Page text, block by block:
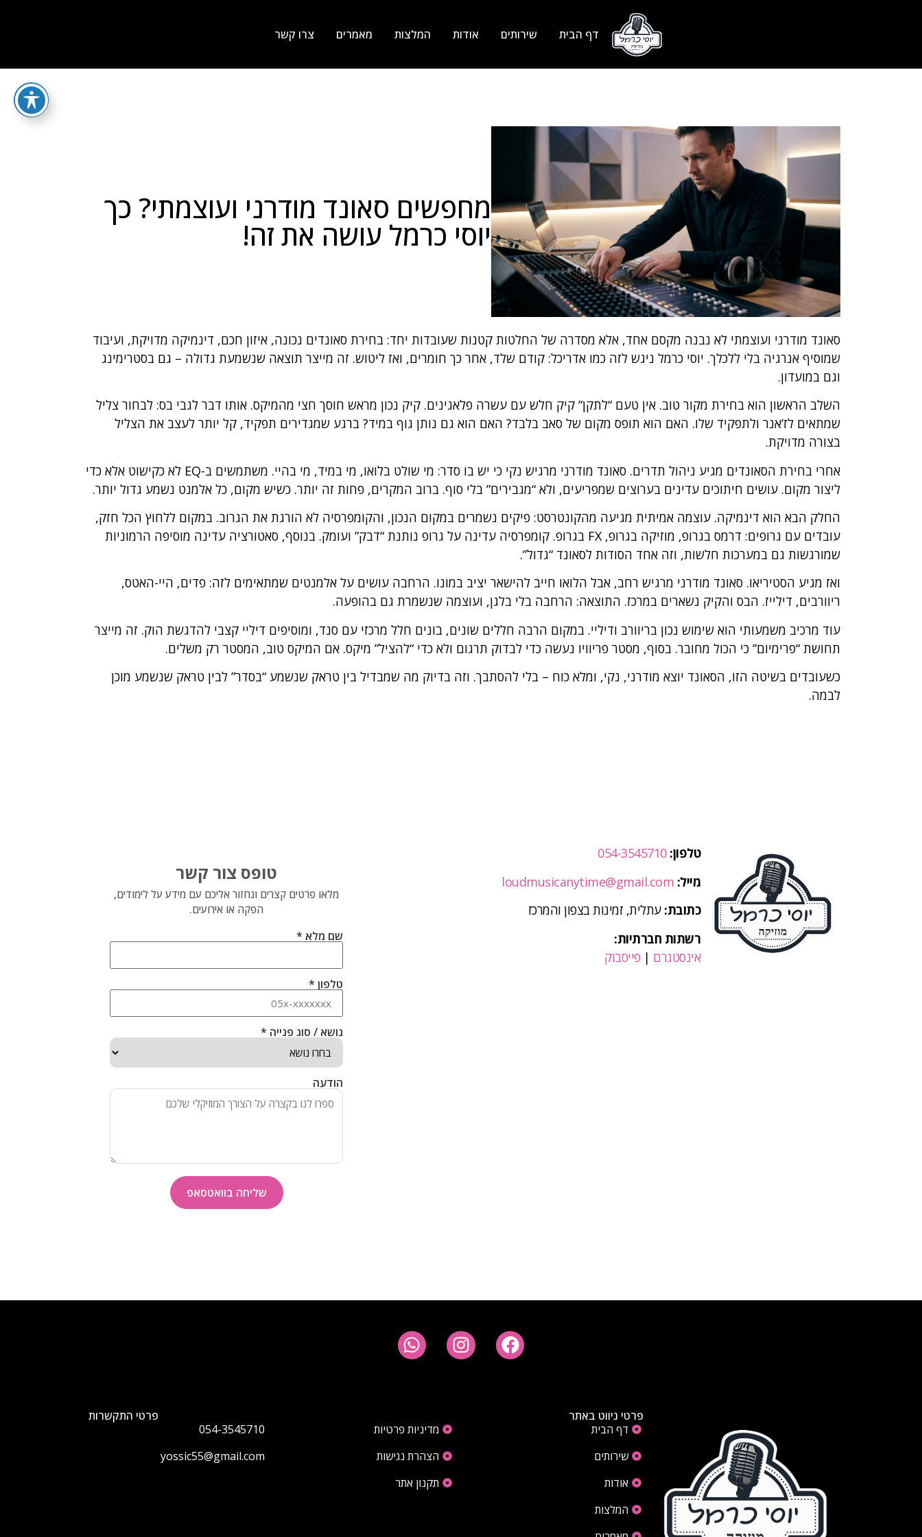
דף הבית שירותים אודות המלצות מאמרים צרו קשר
מחפשים סאונד מודרני ועוצמתי? כך
יוסי כרמל עושה את זה!
סאונד מודרני ועוצמתי לא נבנה מקסם אחד, אלא מסדרה של החלטות קטנות שעובדות יחד: בחירת סאונדים נכונה, איזון חכם, דינמיקה מדויקת, ועיבוד
שמוסיף אנרגיה בלי ללכלך. יוסי כרמל ניגש לזה כמו אדריכל: קודם שלד, אחר כך חומרים, ואז ליטוש. זה מייצר תוצאה שנשמעת גדולה – גם בסטרימינג
וגם במועדון.
השלב הראשון הוא בחירת מקור טוב. אין טעם “לתקן” קיק חלש עם עשרה פלאגינים. קיק נכון מראש חוסך חצי מהמיקס. אותו דבר לגבי בס: לבחור צליל
שמתאים לז’אנר ולתפקיד שלו. האם הוא תופס מקום של סאב בלבד? האם הוא גם נותן גוף במיד? ברגע שמגדירים תפקיד, קל יותר לעצב את הצליל
בצורה מדויקת.
אחרי בחירת הסאונדים מגיע ניהול תדרים. סאונד מודרני מרגיש נקי כי יש בו סדר: מי שולט בלואו, מי במיד, מי בהיי. משתמשים ב-EQ לא כקישוט אלא כדי
ליצור מקום. עושים חיתוכים עדינים בערוצים שמפריעים, ולא “מגבירים” בלי סוף. ברוב המקרים, פחות זה יותר. כשיש מקום, כל אלמנט נשמע גדול יותר.
החלק הבא הוא דינמיקה. עוצמה אמיתית מגיעה מהקונטרסט: פיקים נשמרים במקום הנכון, והקומפרסיה לא הורגת את הגרוב. במקום ללחוץ הכל חזק,
עובדים עם גרופים: דרמס בגרופ, מוזיקה בגרופ, FX בגרופ. קומפרסיה עדינה על גרופ נותנת “דבק” ועומק. בנוסף, סאטורציה עדינה מוסיפה הרמוניות
שמורגשות גם במערכות חלשות, וזה אחד הסודות לסאונד “גדול”.
ואז מגיע הסטיריאו. סאונד מודרני מרגיש רחב, אבל הלואו חייב להישאר יציב במונו. הרחבה עושים על אלמנטים שמתאימים לזה: פדים, היי-האטס,
ריוורבים, דילייז. הבס והקיק נשארים במרכז. התוצאה: הרחבה בלי בלגן, ועוצמה שנשמרת גם בהופעה.
עוד מרכיב משמעותי הוא שימוש נכון בריוורב ודיליי. במקום הרבה חללים שונים, בונים חלל מרכזי עם סנד, ומוסיפים דיליי קצבי להדגשת הוק. זה מייצר
תחושת “פרימיום” כי הכול מחובר. בסוף, מסטר פריוויו נעשה כדי לבדוק תרגום ולא כדי “להציל” מיקס. אם המיקס טוב, המסטר רק משלים.
כשעובדים בשיטה הזו, הסאונד יוצא מודרני, נקי, ומלא כוח – בלי להסתבך. וזה בדיוק מה שמבדיל בין טראק שנשמע “בסדר” לבין טראק שנשמע מוכן
לבמה.
טלפון: 054-3545710
מייל: loudmusicanytime@gmail.com
כתובת: עתלית, זמינות בצפון והמרכז
רשתות חברתיות:
אינסטגרם | פייסבוק
טופס צור קשר
מלאו פרטים קצרים ונחזור אליכם עם מידע על לימודים,
הפקה או אירועים.
שם מלא *
טלפון *
נושא / סוג פנייה *
הודעה
שליחה בוואטסאפ
פרטי ניווט באתר
דף הבית
שירותים
אודות
המלצות
מדיניות פרטיות
הצהרת נגישות
תקנון אתר
פרטי התקשרות
054-3545710
yossic55@gmail.com